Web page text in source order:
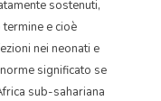
sostenuti,
e cioè
nei neonati e
significato se
sub-sahariana